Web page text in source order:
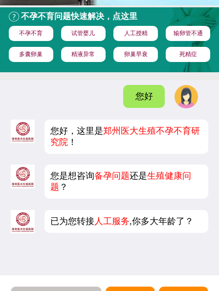
不孕不育问题快速解决，点这里
不孕不育 试管婴儿 人工授精 输卵管不通
多囊卵巢 精液异常 卵巢早衰 死精症
您好
您好，这里是郑州医大生殖不孕不育研
究院 ！
您是想咨询备孕问题还是生殖健康问
题 ？
已为您转接 人工服务,你多大年龄了？